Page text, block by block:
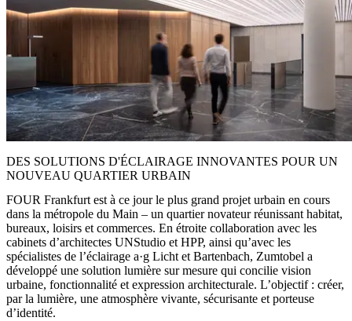
DES SOLUTIONS D'ÉCLAIRAGE INNOVANTES POUR UN
NOUVEAU QUARTIER URBAIN
FOUR Frankfurt est à ce jour le plus grand projet urbain en cours
dans la métropole du Main – un quartier novateur réunissant habitat,
bureaux, loisirs et commerces. En étroite collaboration avec les
cabinets d’architectes UNStudio et HPP, ainsi qu’avec les
spécialistes de l’éclairage a·g Licht et Bartenbach, Zumtobel a
développé une solution lumière sur mesure qui concilie vision
urbaine, fonctionnalité et expression architecturale. L’objectif : créer,
par la lumière, une atmosphère vivante, sécurisante et porteuse
d’identité.